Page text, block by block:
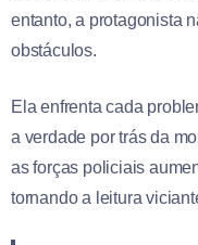
entanto, a protagonista
obstáculos.
Ela enfrenta cada
a verdade por trás da
as forças policiais
tornando a leitura